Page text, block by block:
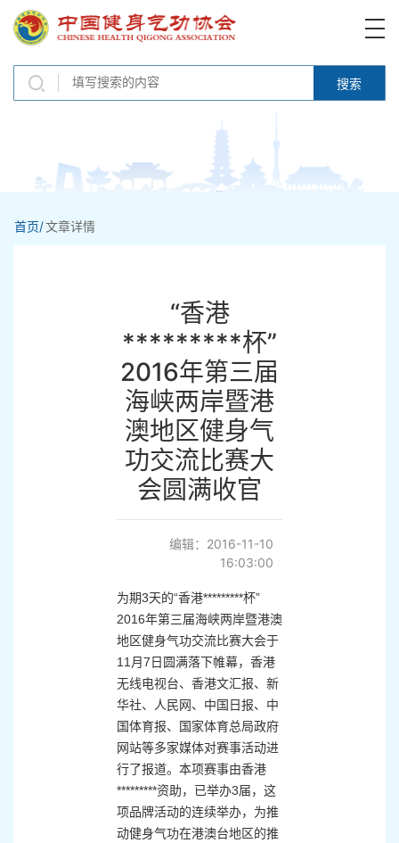
搜索
首页/文章详情
“香港
*********杯”
2016年第三届
海峡两岸暨港
澳地区健身气
功交流比赛大
会圆满收官
编辑：2016-11-10
16:03:00
为期3天的“香港*********杯”
2016年第三届海峡两岸暨港澳
地区健身气功交流比赛大会于
11月7日圆满落下帷幕，香港
无线电视台、香港文汇报、新
华社、人民网、中国日报、中
国体育报、国家体育总局政府
网站等多家媒体对赛事活动进
行了报道。本项赛事由香港
*********资助，已举办3届，这
项品牌活动的连续举办，为推
动健身气功在港澳台地区的推